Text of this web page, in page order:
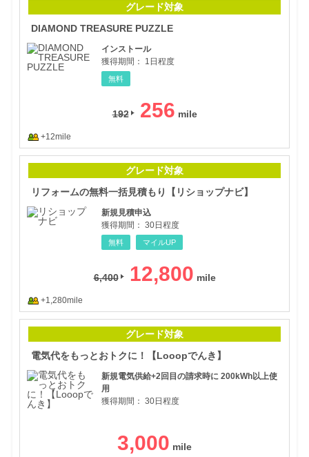
グレード対象
DIAMOND TREASURE PUZZLE
インストール
獲得期間：
1日程度
無料
192 256
+12mile
グレード対象
リフォームの無料一括見積もり【リショップナビ】
新規見積申込
獲得期間： 30日程度
無料 マイルUP
6,400 12,800
+1,280mile
グレード対象
電気代をもっとおトクに！【Looopでんき】
新規電気供給+2回目の請求時に 200kWh以上使
用
獲得期間： 30日程度
3,000